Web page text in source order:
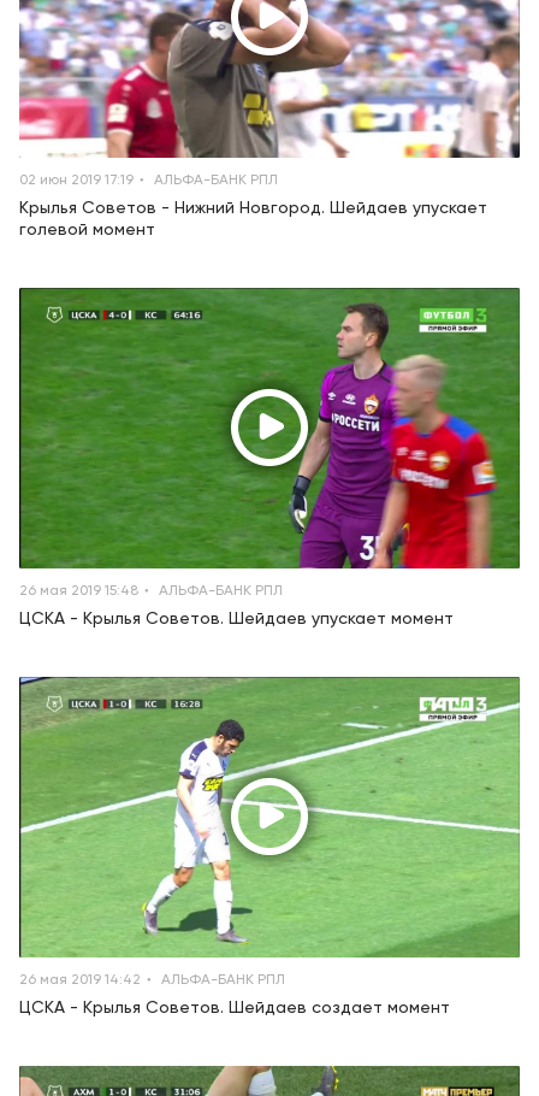
02 июн 2019 17:19 АЛЬФА-БАНК РПЛ
Крылья Советов - Нижний Новгород. Шейдаев упускает
голевой момент
26 мая 2019 15:48 АЛЬФА-БАНК РПЛ
ЦСКА - Крылья Советов. Шейдаев упускает момент
26 мая 2019 14:42 АЛЬФА-БАНК РПЛ
ЦСКА - Крылья Советов. Шейдаев создает момент